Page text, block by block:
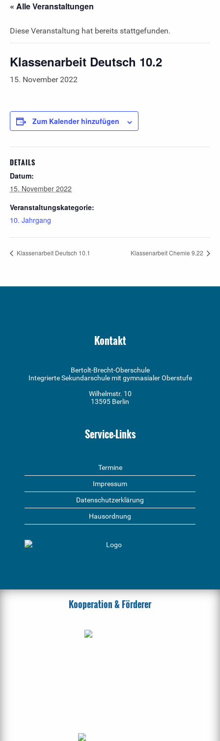
« Alle Veranstaltungen
Diese Veranstaltung hat bereits stattgefunden.
Klassenarbeit Deutsch 10.2
15. November 2022
Zum Kalender hinzufügen
DETAILS
Datum:
15. November 2022
Veranstaltungskategorie:
10. Jahrgang
Klassenarbeit Deutsch 10.1 Klassenarbeit Chemie 9.22
Kontakt
Bertolt-Brecht-Oberschule
Integrierte Sekundarschule mit gymnasialer Oberstufe
Wilhelmstr. 10
13595 Berlin
Service-Links
Termine
Impressum
Datenschutzerklärung
Hausordnung
Kooperation & Förderer